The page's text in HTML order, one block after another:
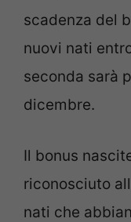
scadenza del
nuovi nati
seconda sarà
dicembre.
Il bonus
riconosciuto
nati che